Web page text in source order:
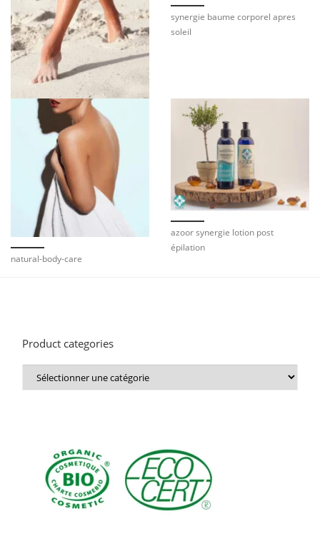
synergie baume corporel apres
soleil
natural-body-care
azoor synergie lotion post
épilation
Product categories